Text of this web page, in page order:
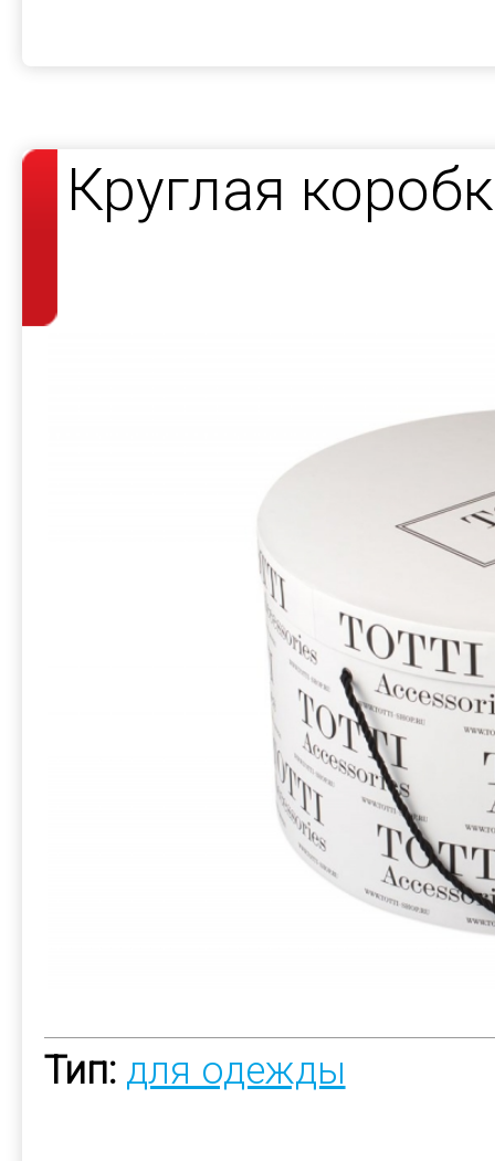
Круглая
Тип: для одежды